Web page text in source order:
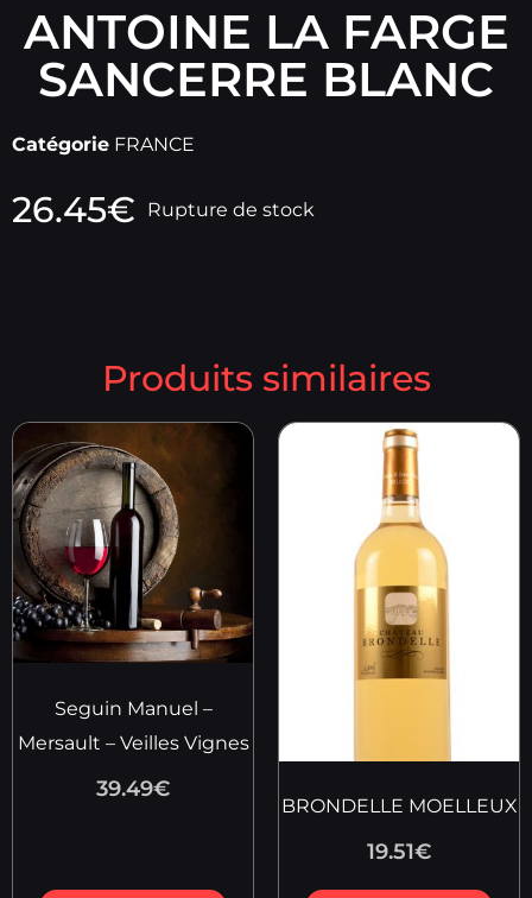
ANTOINE LA FARGE
SANCERRE BLANC
Catégorie FRANCE
26.45€ Rupture de stock
Produits similaires
Seguin Manuel –
Mersault – Veilles Vignes
39.49€
BRONDELLE MOELLEUX
19.51€